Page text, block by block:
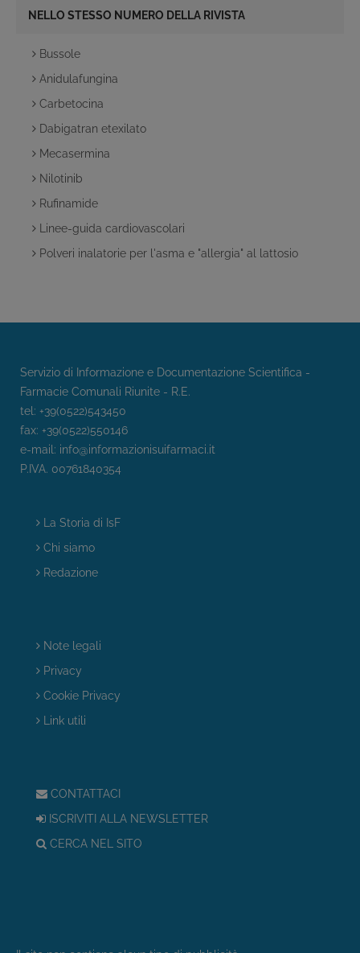
NELLO STESSO NUMERO DELLA RIVISTA
Bussole
Anidulafungina
Carbetocina
Dabigatran etexilato
Mecasermina
Nilotinib
Rufinamide
Linee-guida cardiovascolari
Polveri inalatorie per l'asma e "allergia" al lattosio
Servizio di Informazione e Documentazione Scientifica -
Farmacie Comunali Riunite - R.E.
tel: +39(0522)543450
fax: +39(0522)550146
e-mail: info@informazionisuifarmaci.it
P.IVA. 00761840354
La Storia di IsF
Chi siamo
Redazione
Note legali
Privacy
Cookie Privacy
Link utili
CONTATTACI
ISCRIVITI ALLA NEWSLETTER
CERCA NEL SITO